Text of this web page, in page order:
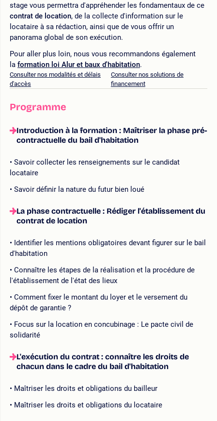
stage vous permettra d'appréhender les fondamentaux de ce
contrat de location, de la collecte d'information sur le
locataire à sa rédaction, ainsi que de vous offrir un
panorama global de son exécution.
Pour aller plus loin, nous vous recommandons également
la formation loi Alur et baux d'habitation.
Consulter nos modalités et délais
d'accès
Consulter nos solutions de
financement
Programme
Introduction à la formation : Maîtriser la phase pré-
contractuelle du bail d'habitation
Savoir collecter les renseignements sur le candidat
locataire
Savoir définir la nature du futur bien loué
La phase contractuelle : Rédiger l'établissement du
contrat de location
Identifier les mentions obligatoires devant figurer sur le bail
d'habitation
Connaître les étapes de la réalisation et la procédure de
l'établissement de l'état des lieux
Comment fixer le montant du loyer et le versement du
dépôt de garantie ?
Focus sur la location en concubinage : Le pacte civil de
solidarité
L'exécution du contrat : connaître les droits de
chacun dans le cadre du bail d'habitation
Maîtriser les droits et obligations du bailleur
Maîtriser les droits et obligations du locataire